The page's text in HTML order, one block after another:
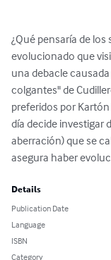
¿Qué pensaría de
evolucionado que
una debacle
colgantes" de
preferidos por
día decide investigar
aberración) que se
asegura haber
Details
Publication Date
Language
ISBN
Category